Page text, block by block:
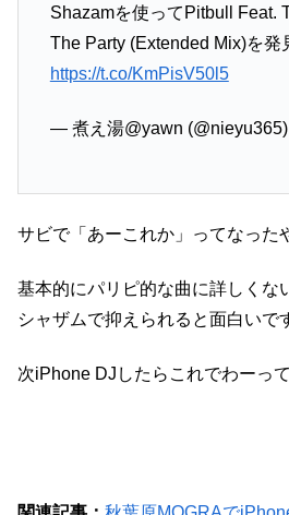
Shazamを使ってPitbull Feat.
The Party (Extended Mix)を発
https://t.co/KmPisV50l5
— 煮え湯@yawn (@nieyu365)
サビで「あーこれか」ってなった
基本的にパリピ的な曲に詳しくな
シャザムで抑えられると面白いで
次iPhone DJしたらこれでわーって